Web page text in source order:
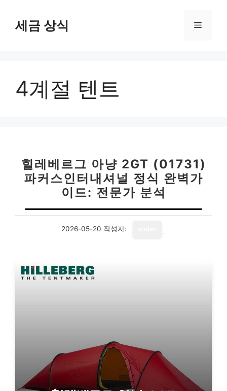
세금 상식 메
4계절 텐트
힐레베르그 아냥 2GT (01731)
파커스인터내셔널 정식 완벽가
이드: 전문가 분석
2026-05-20 작성자: